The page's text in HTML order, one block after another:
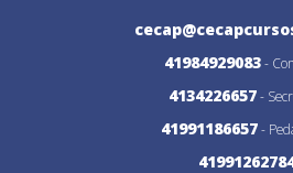
41984929083-
4134226657-
41991186657-